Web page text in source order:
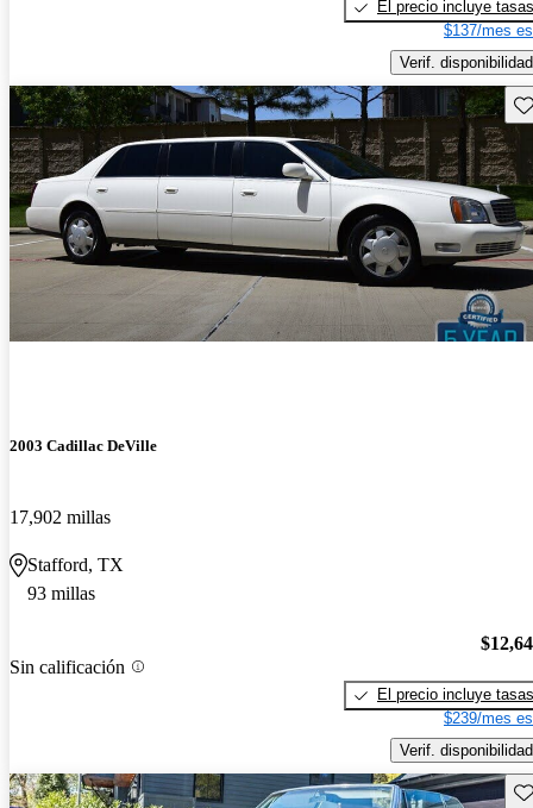
El precio incluye tasas
$137/mes
Verif. disponibilidad
2003 Cadillac DeVille
17,902 millas
Stafford, TX
93 millas
Sin calificación
El precio incluye tasas
$239/mes
Verif. disponibilidad